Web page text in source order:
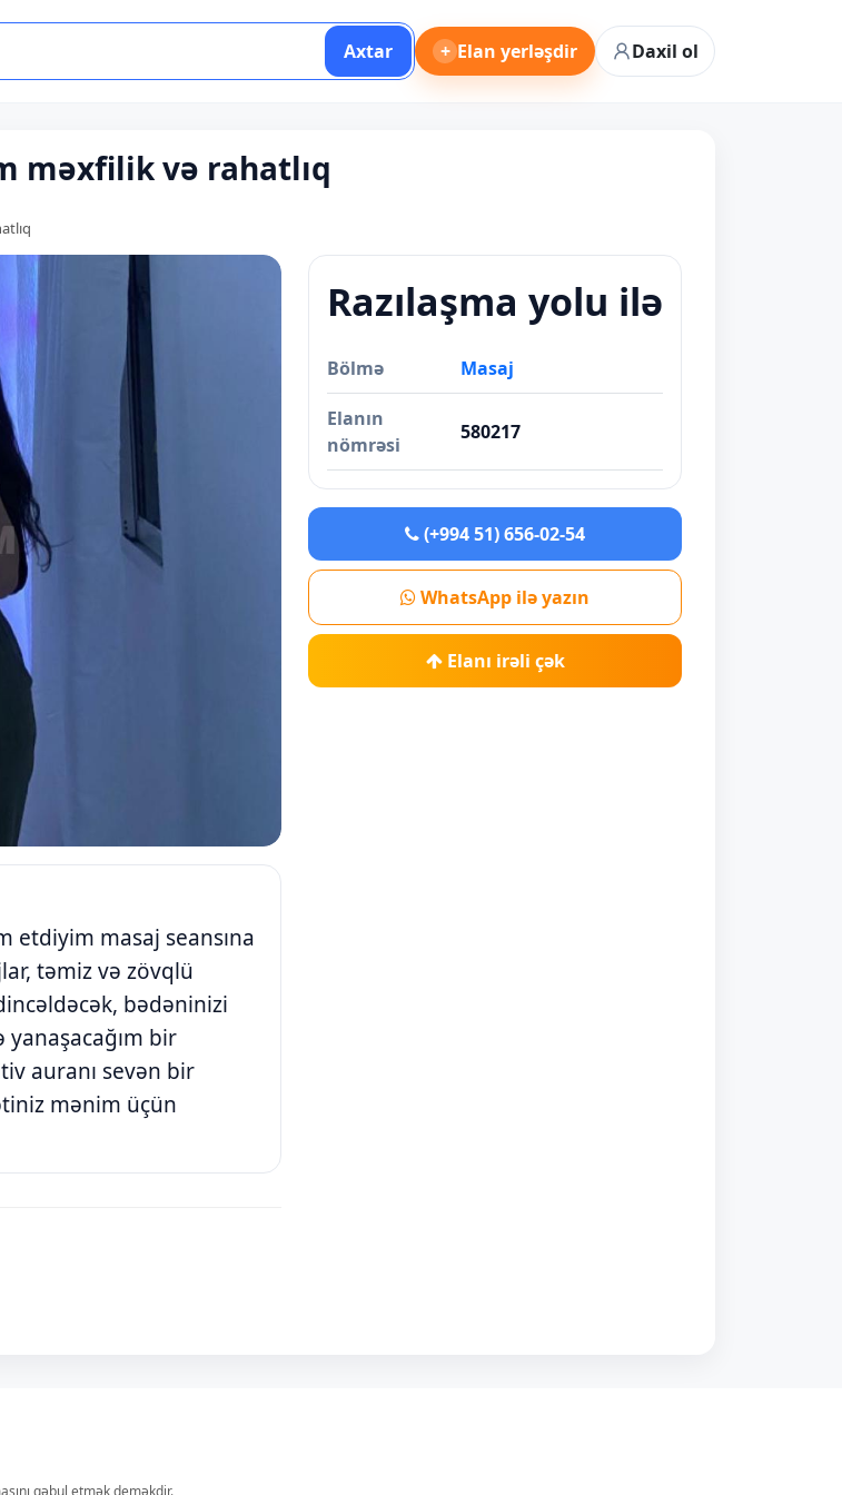
Axtar + Elan yerləşdir Daxil ol
məxfilik və rahatlıq
etdiyim masaj seansına
təmiz və zövqlü
bədəninizi
bir
auranı sevən bir
mənim üçün
Razılaşma yolu ilə
Bölmə Masaj
Elanın
nömrəsi
580217
(+994 51) 656-02-54
WhatsApp ilə yazın
Elanı irəli çək
qəbul etmək deməkdir.